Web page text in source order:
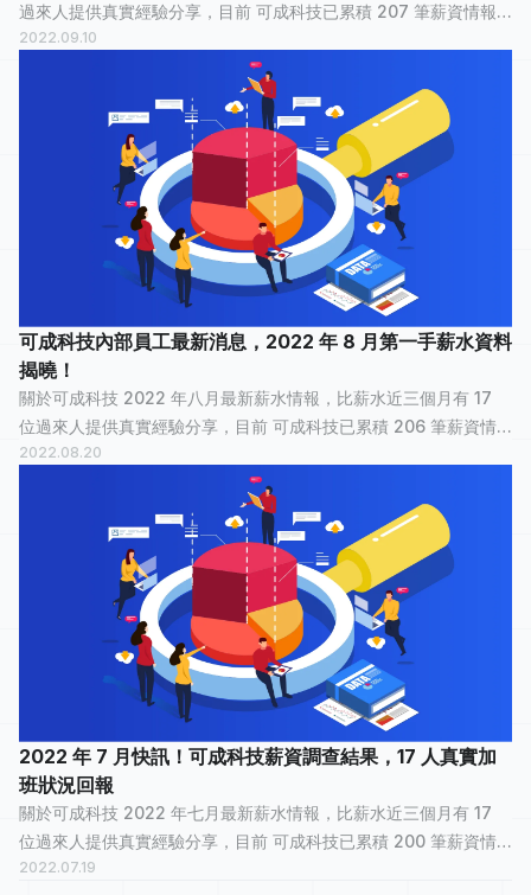
過來人提供真實經驗分享，目前 可成科技已累積 207 筆薪資情報
，已有 1,590 個人看過。 可成科技平均薪資統計 可成科技年薪最高
2022.09.10
可成科技內部員工最新消息，2022 年 8 月第一手薪水資料
揭曉！
關於可成科技 2022 年八月最新薪水情報，比薪水近三個月有 17
位過來人提供真實經驗分享，目前 可成科技已累積 206 筆薪資情
報 ，已有 1,553 個人看過。 可成科技平均薪資統計 可成科技年薪
2022.08.20
2022 年 7 月快訊！可成科技薪資調查結果，17 人真實加
班狀況回報
關於可成科技 2022 年七月最新薪水情報，比薪水近三個月有 17
位過來人提供真實經驗分享，目前 可成科技已累積 200 筆薪資情
報 ，已有 1,480 個人看過。 可成科技平均薪資統計 可成科技年薪
2022.07.19